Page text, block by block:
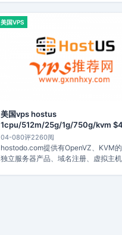
美国VPS
美国vps hostus
1cpu/512m/25g/1g/750g/kvm
元/月
04-080评2260阅
hostodo.com提供有OpenVZ、KVM的
独立服务器产品、域名注册、虚拟主